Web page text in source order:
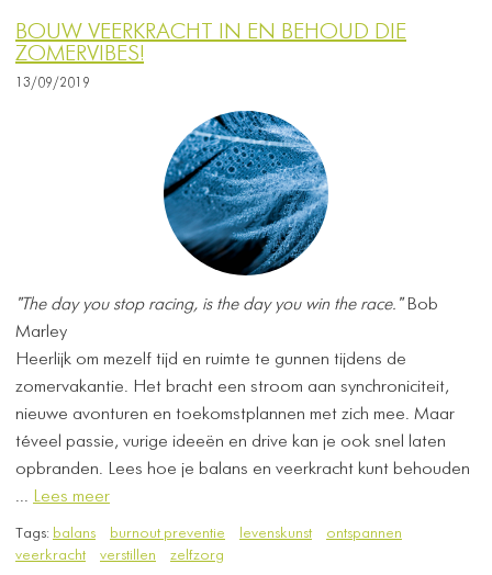
BOUW VEERKRACHT IN EN BEHOUD DIE
ZOMERVIBES!
13/09/2019
"The day you stop racing, is the day you win the race."Bob
Marley
Heerlijk om mezelf tijd en ruimte te gunnen tijdens de
zomervakantie. Het bracht een stroom aan synchroniciteit,
nieuwe avonturen en toekomstplannen met zich mee. Maar
téveel passie, vurige ideeën en drive kan je ook snel laten
opbranden. Lees hoe je balans en veerkracht kunt behouden
... Lees meer
Tags: balans burnout preventie levenskunst
ontspannen
veerkracht
verstillen zelfzorg